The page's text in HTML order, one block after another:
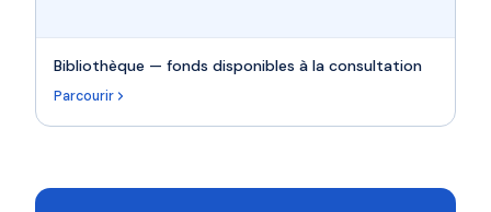
Bibliothèque — fonds disponibles à la consultation
Parcourir